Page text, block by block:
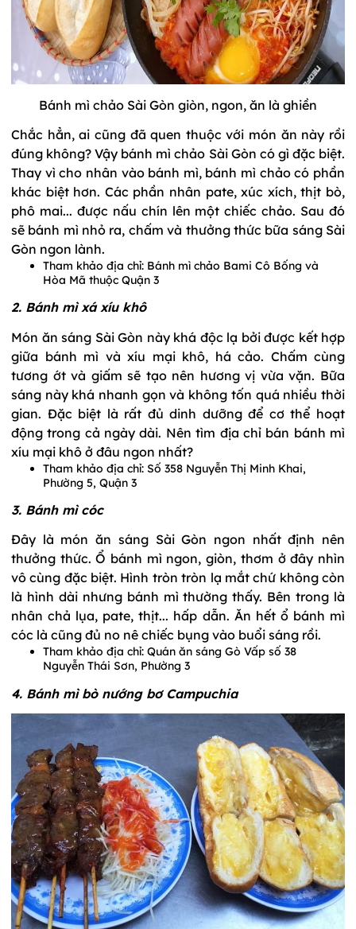
Bánh mì chảo Sài Gòn giòn, ngon, ăn là ghiền
Chắc hẳn, ai cũng đã quen thuộc với món ăn này rồi
đúng không? Vậy bánh mì chảo Sài Gòn có gì đặc biệt.
Thay vì cho nhân vào bánh mì, bánh mì chảo có phần
khác biệt hơn. Các phần nhân pate, xúc xích, thịt bò,
phô mai... được nấu chín lên một chiếc chảo. Sau đó
sẽ bánh mì nhỏ ra, chấm và thưởng thức bữa sáng Sài
Gòn ngon lành.
Tham khảo địa chỉ: Bánh mì chảo Bami Cô Bống và
Hòa Mã thuộc Quận 3
2. Bánh mì xá xíu khô
Món ăn sáng Sài Gòn này khá độc lạ bởi được kết hợp
giữa bánh mì và xíu mại khô, há cảo. Chấm cùng
tương ớt và giấm sẽ tạo nên hương vị vừa vặn. Bữa
sáng này khá nhanh gọn và không tốn quá nhiều thời
gian. Đặc biệt là rất đủ dinh dưỡng để cơ thể hoạt
động trong cả ngày dài. Nên tìm địa chỉ bán bánh mì
xíu mại khô ở đâu ngon nhất?
Tham khảo địa chỉ: Số 358 Nguyễn Thị Minh Khai,
Phường 5, Quận 3
3. Bánh mì cóc
Đây là món ăn sáng Sài Gòn ngon nhất định nên
thưởng thức. Ổ bánh mì ngon, giòn, thơm ở đây nhìn
vô cùng đặc biệt. Hình tròn tròn lạ mắt chứ không còn
là hình dài nhưng bánh mì thường thấy. Bên trong là
nhân chả lụa, pate, thịt... hấp dẫn. Ăn hết ổ bánh mì
cóc là cũng đủ no nê chiếc bụng vào buổi sáng rồi.
Tham khảo địa chỉ: Quán ăn sáng Gò Vấp số 38
Nguyễn Thái Sơn, Phường 3
4. Bánh mì bò nướng bơ Campuchia